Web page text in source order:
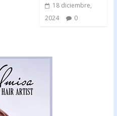
18 diciembre,
2024
0